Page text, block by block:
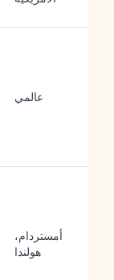
عالمي
أمستردام،
هولندا